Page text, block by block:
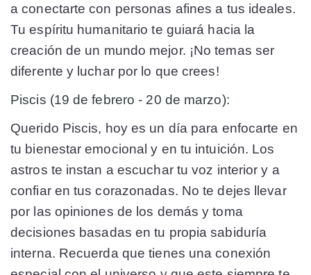
a conectarte con personas afines a tus ideales.
Tu espíritu humanitario te guiará hacia la
creación de un mundo mejor. ¡No temas ser
diferente y luchar por lo que crees!
Piscis (19 de febrero - 20 de marzo):
Querido Piscis, hoy es un día para enfocarte en
tu bienestar emocional y en tu intuición. Los
astros te instan a escuchar tu voz interior y a
confiar en tus corazonadas. No te dejes llevar
por las opiniones de los demás y toma
decisiones basadas en tu propia sabiduría
interna. Recuerda que tienes una conexión